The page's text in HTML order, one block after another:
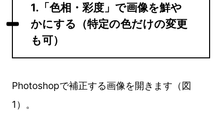
1.「色相・彩度」で画像を鮮や
かにする（特定の色だけの変更
も可）
Photoshopで補正する画像を開きます（図
1）。